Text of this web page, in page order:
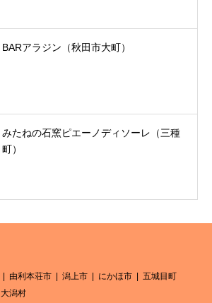
BARアラジン（秋田市大町）
みたねの石窯ピエーノディソーレ（三種
町）
由利本荘市 潟上市 にかほ市
五城目町
大潟村